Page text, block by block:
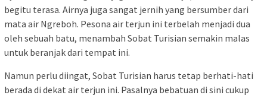
begitu terasa. Airnya juga sangat jernih yang bersumber dari
mata air Ngreboh. Pesona air terjun ini terbelah menjadi dua
oleh sebuah batu, menambah Sobat Turisian semakin malas
untuk beranjak dari tempat ini.
Namun perlu diingat, Sobat Turisian harus tetap berhati-hati
berada di dekat air terjun ini. Pasalnya bebatuan di sini cukup